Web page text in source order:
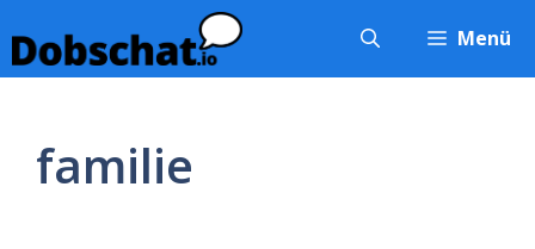
Inhalt
springen
Menü
familie